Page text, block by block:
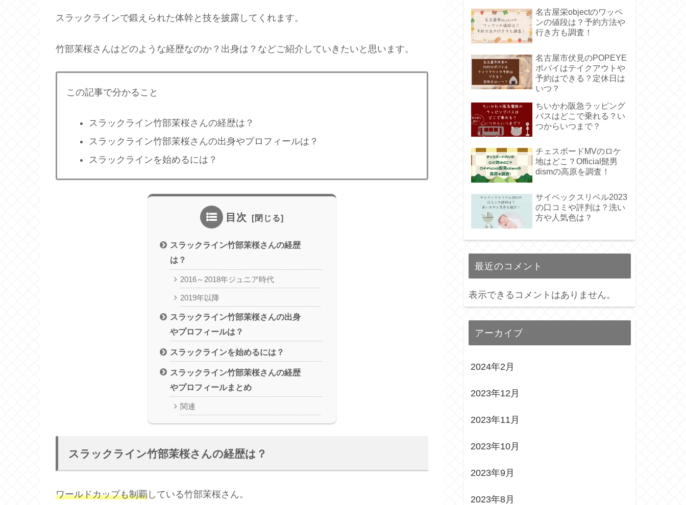
スラックラインで鍛えられた体幹と技を披露してくれます。
竹部茉桜さんはどのような経歴なのか？出身は？などご紹介していきたいと思います。
この記事で分かること
スラックライン竹部茉桜さんの経歴は？
スラックライン竹部茉桜さんの出身やプロフィールは？
スラックラインを始めるには？
目次
スラックライン竹部茉桜さんの経歴
は？
2016～2018年ジュニア時代
2019年以降
スラックライン竹部茉桜さんの出身
やプロフィールは？
スラックラインを始めるには？
スラックライン竹部茉桜さんの経歴
やプロフィールまとめ
関連
スラックライン竹部茉桜さんの経歴は？
ワールドカップも制覇 している竹部茉桜さん。
名古屋栄objectのワッペ
ンの値段は？予約方法や
行き方も調査！
名古屋市伏見のPOPEYE
ポパイはテイクアウトや
予約はできる？定休日は
いつ？
ちいかわ阪急ラッピング
バスはどこで乗れる？い
つからいつまで？
チェスボードMVのロケ
地はどこ？Official髭男
dismの高原を調査！
サイベックスリベル2023
の口コミや評判は？洗い
方や人気色は？
最近のコメント
表示できるコメントはありません。
アーカイブ
2024年2月
2023年12月
2023年11月
2023年10月
2023年9月
2023年8月